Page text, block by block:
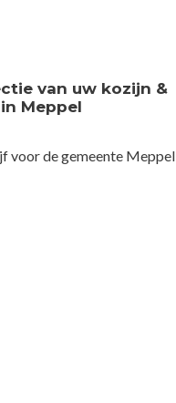
van uw kozijn &
Meppel
voor de gemeente Meppel